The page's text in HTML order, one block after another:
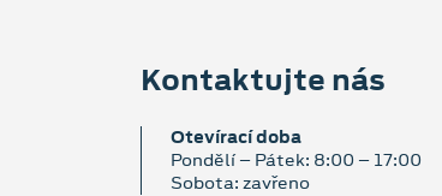
Kontaktujte nás
Otevírací doba
Pondělí – Pátek: 8:00 – 17:00
Sobota: zavřeno